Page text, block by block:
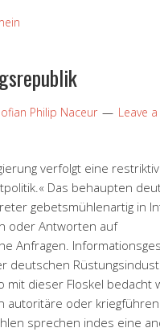
Philip Naceur
Leave a
verfolgt eine
Das behaupten
gebetsmühlenartig in
oder Antworten auf
Anfragen.
deutschen
mit dieser Floskel bedacht
autoritäre oder
sprechen indes eine